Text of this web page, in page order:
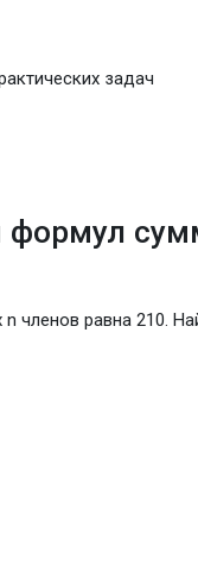
задач
формул
членов равна 210.